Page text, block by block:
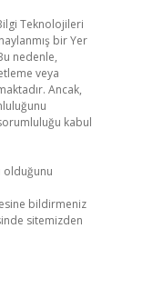
Teknolojileri
bir Yer
nedenle,
veya
Ancak,
kabul
olduğunu
bildirmeniz
sitemizden